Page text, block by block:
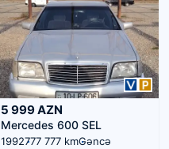
5 999AZN
Mercedes 600 SEL
1992777 777 kmGəncə